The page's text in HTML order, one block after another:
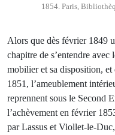
1854. Paris,
Alors que dès février 1849
chapitre de s’entendre
mobilier et sa disposition, et
1851, l’ameublement
reprennent sous le Second
l’achèvement en février
par Lassus et Viollet-le-